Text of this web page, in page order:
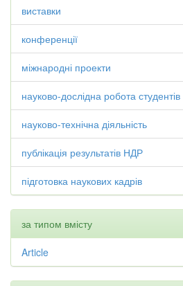
виставки
конференції
міжнародні проекти
науково-дослідна робота студентів
науково-технічна діяльність
публікація результатів НДР
підготовка наукових кадрів
за типом вмісту
Article